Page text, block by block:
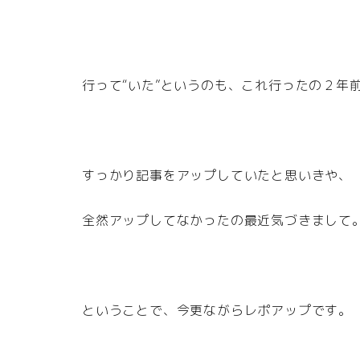
行って“いた”というのも、これ行ったの２年
すっかり記事をアップしていたと思いきや、
全然アップしてなかったの最近気づきまして
ということで、今更ながらレポアップです。